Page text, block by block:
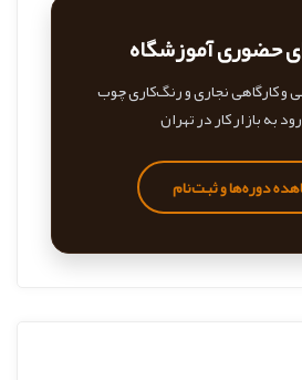
حضوری آموزشگاه
و کارگاهی نجاری و رنگ‌کاری چوب
به بازار کار در تهران
دوره‌ها و ثبت‌نام